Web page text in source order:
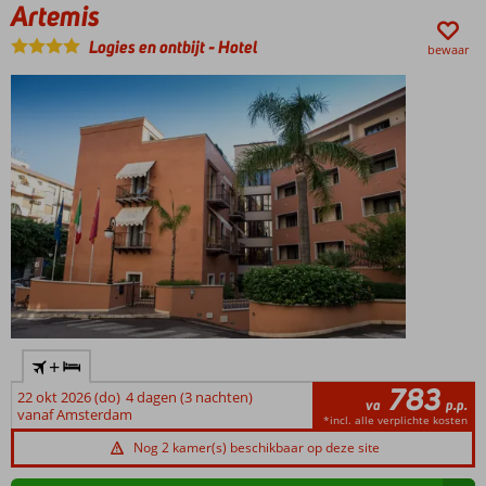
Artemis
Logies en ontbijt-Hotel bewaar
+
22 okt 2026 (do) 4 dagen (3 nachten)
vanaf Amsterdam
va 783 p.p.
*incl. alle verplichte kosten
Nog 2 kamer(s) beschikbaar op deze site